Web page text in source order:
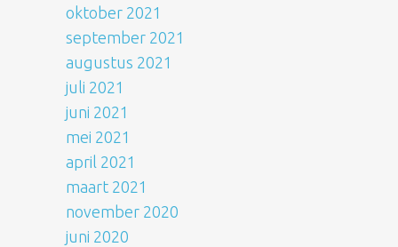
oktober 2021
september 2021
augustus 2021
juli 2021
juni 2021
mei 2021
april 2021
maart 2021
november 2020
juni 2020